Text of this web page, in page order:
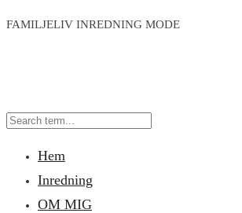
FAMILJELIV INREDNING MODE
Hem
Inredning
OM MIG